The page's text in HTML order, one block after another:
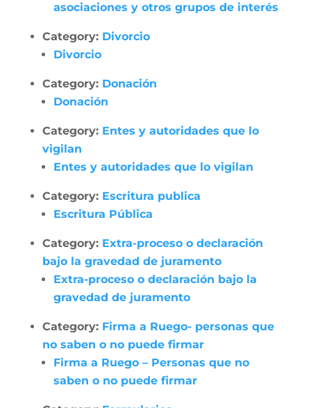
asociaciones y otros grupos de interés
Category: Divorcio
Divorcio
Category: Donación
Donación
Category: Entes y autoridades que lo
vigilan
Entes y autoridades que lo vigilan
Category: Escritura publica
Escritura Pública
Category: Extra-proceso o declaración
bajo la gravedad de juramento
Extra-proceso o declaración bajo la
gravedad de juramento
Category: Firma a Ruego- personas que
no saben o no puede firmar
Firma a Ruego – Personas que no
saben o no puede firmar